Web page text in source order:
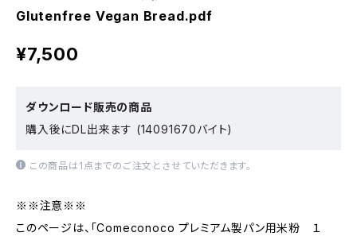
Glutenfree Vegan Bread.pdf
¥7,500
ダウンロード販売の商品
購入後にDL出来ます (14091670バイト)
この商品は1点までのご注文とさせていただきます。
※※注意※※
このページは、「Comeconoco プレミアム製パン用米粉 １